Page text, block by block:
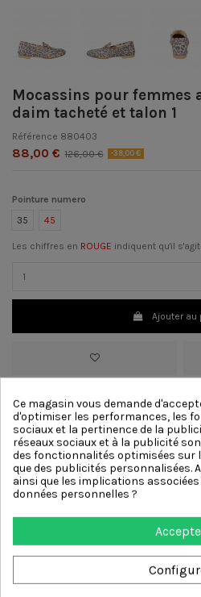
Mocassins pour femmes
daim tacheté et talon 1
Référence 880403
88,00 € 126,00 € -38,00 €
Pointure numero
35
45
Les chiffres en ROUGE indiquent qu'il
Ajouter au
>MatériauDaim
>Couleur : Imprimé Léopard
>Talon: 1 cm[?]
> Doublure Cuir
>SemelleCuir
Autres produits de
Ce magasin vous demande
d'optimiser les performances, les
sociaux et la pertinence de la
réseaux sociaux et à la publicité
des fonctionnalités optimisées sur
que des publicités personnalisées.
ainsi que les implications
données personnelles ?